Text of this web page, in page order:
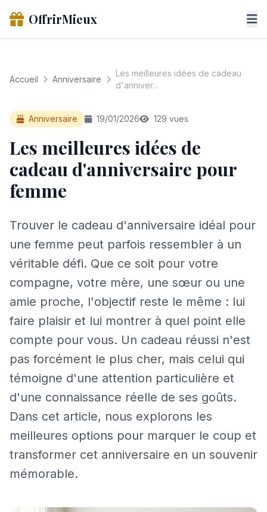
OffrirMieux
Accueil Anniversaire
Les meilleures idées de cadeau
d'anniver...
Anniversaire 19/01/2026 129 vues
Les meilleures idées de
cadeau d'anniversaire pour
femme
Trouver le cadeau d'anniversaire idéal pour
une femme peut parfois ressembler à un
véritable défi. Que ce soit pour votre
compagne, votre mère, une sœur ou une
amie proche, l'objectif reste le même : lui
faire plaisir et lui montrer à quel point elle
compte pour vous. Un cadeau réussi n'est
pas forcément le plus cher, mais celui qui
témoigne d'une attention particulière et
d'une connaissance réelle de ses goûts.
Dans cet article, nous explorons les
meilleures options pour marquer le coup et
transformer cet anniversaire en un souvenir
mémorable.